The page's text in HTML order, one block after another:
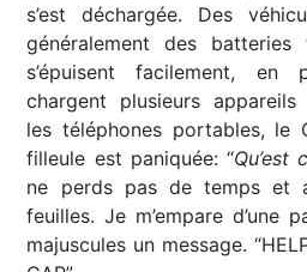
s’est déchargée. Des
généralement des
s’épuisent facilement, en
chargent plusieurs
les téléphones portables, le
filleule est paniquée: “Qu’est
ne perds pas de temps et
feuilles. Je m’empare d’une
majuscules un message.